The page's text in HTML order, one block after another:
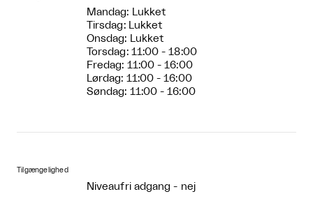
Mandag: Lukket
Tirsdag: Lukket
Onsdag: Lukket
Torsdag: 11:00 - 18:00
Fredag: 11:00 - 16:00
Lørdag: 11:00 - 16:00
Søndag: 11:00 - 16:00
Tilgængelighed
Niveaufri adgang - nej